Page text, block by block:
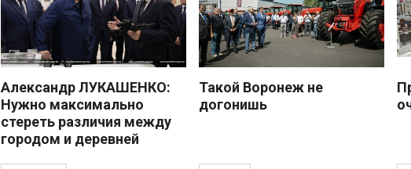
Александр ЛУКАШЕНКО:
Нужно максимально
стереть различия между
городом и деревней
Такой Воронеж не
догонишь